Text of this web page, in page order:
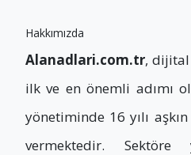
Hakkımızda
Alanadlari.com.tr, dijital
ilk ve en önemli adımı
yönetiminde 16 yılı
vermektedir.